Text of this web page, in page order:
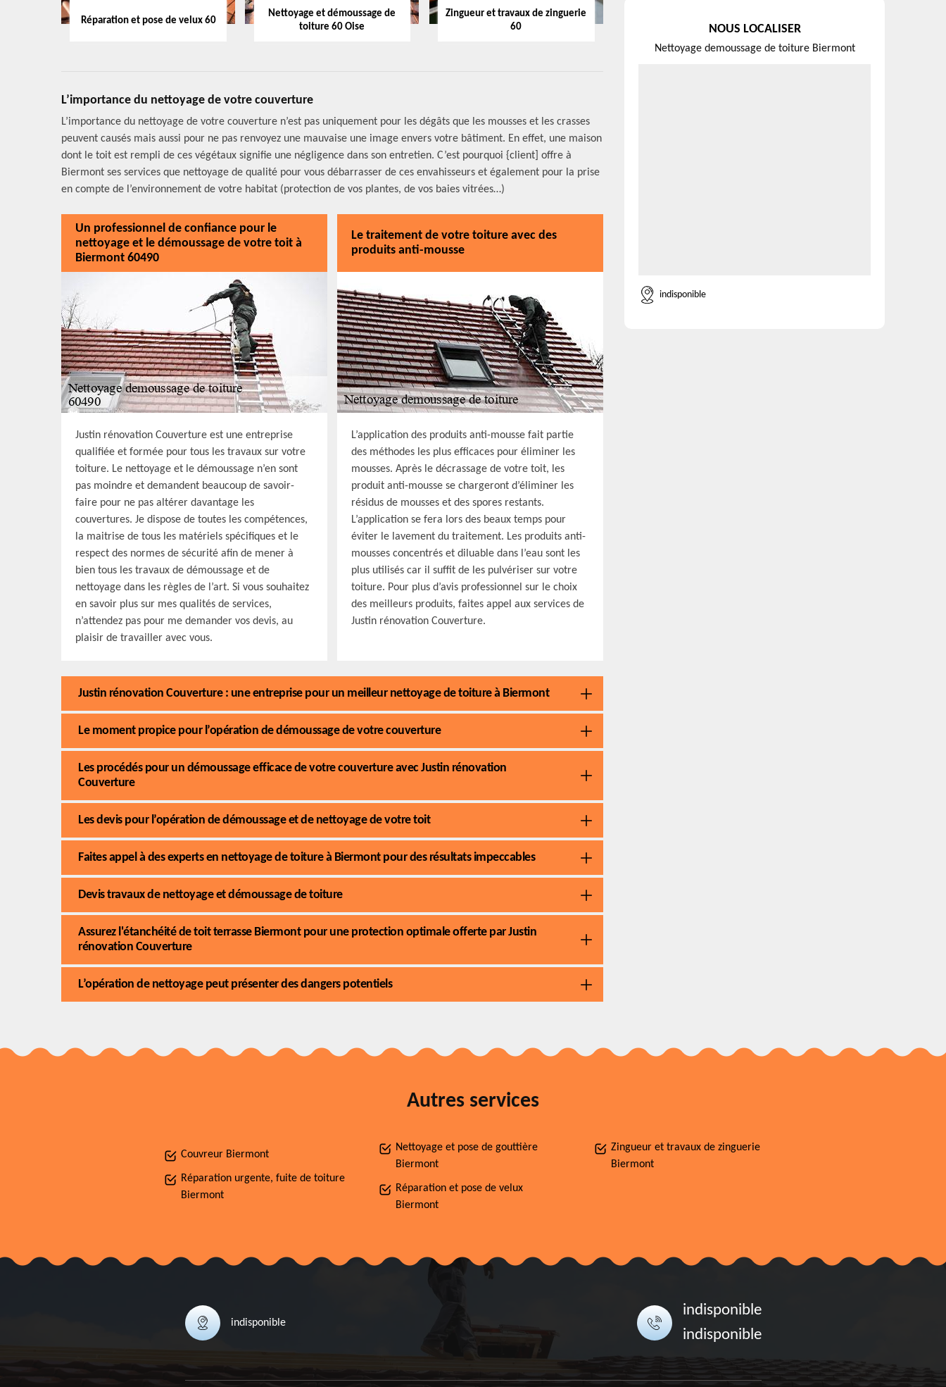
Réparation et pose de velux 60
Nettoyage et démoussage de
toiture 60 Oise
Zingueur et travaux de zinguerie
60
L’importance du nettoyage de votre couverture
L’importance du nettoyage de votre couverture n’est pas uniquement pour les dégâts que les mousses et les crasses
peuvent causés mais aussi pour ne pas renvoyez une mauvaise une image envers votre bâtiment. En effet, une maison
dont le toit est rempli de ces végétaux signifie une négligence dans son entretien. C’est pourquoi {client] offre à
Biermont ses services que nettoyage de qualité pour vous débarrasser de ces envahisseurs et également pour la prise
en compte de l’environnement de votre habitat (protection de vos plantes, de vos baies vitrées…)
Un professionnel de confiance pour le
nettoyage et le démoussage de votre toit à
Biermont 60490
Justin rénovation Couverture est une entreprise
qualifiée et formée pour tous les travaux sur votre
toiture. Le nettoyage et le démoussage n’en sont
pas moindre et demandent beaucoup de savoir-
faire pour ne pas altérer davantage les
couvertures. Je dispose de toutes les compétences,
la maitrise de tous les matériels spécifiques et le
respect des normes de sécurité afin de mener à
bien tous les travaux de démoussage et de
nettoyage dans les règles de l’art. Si vous souhaitez
en savoir plus sur mes qualités de services,
n’attendez pas pour me demander vos devis, au
plaisir de travailler avec vous.
Le traitement de votre toiture avec des
produits anti-mousse
L’application des produits anti-mousse fait partie
des méthodes les plus efficaces pour éliminer les
mousses. Après le décrassage de votre toit, les
produit anti-mousse se chargeront d’éliminer les
résidus de mousses et des spores restants.
L’application se fera lors des beaux temps pour
éviter le lavement du traitement. Les produits anti-
mousses concentrés et diluable dans l’eau sont les
plus utilisés car il suffit de les pulvériser sur votre
toiture. Pour plus d’avis professionnel sur le choix
des meilleurs produits, faites appel aux services de
Justin rénovation Couverture.
Justin rénovation Couverture : une entreprise pour un meilleur nettoyage de toiture à Biermont
Le moment propice pour l’opération de démoussage de votre couverture
Les procédés pour un démoussage efficace de votre couverture avec Justin rénovation
Couverture
Les devis pour l’opération de démoussage et de nettoyage de votre toit
Faites appel à des experts en nettoyage de toiture à Biermont pour des résultats impeccables
Devis travaux de nettoyage et démoussage de toiture
Assurez l'étanchéité de toit terrasse Biermont pour une protection optimale offerte par Justin
rénovation Couverture
L’opération de nettoyage peut présenter des dangers potentiels
NOUS LOCALISER
Nettoyage demoussage de toiture Biermont
indisponible
Autres services
Couvreur Biermont
Réparation urgente, fuite de toiture
Biermont
Nettoyage et pose de gouttière
Biermont
Réparation et pose de velux
Biermont
Zingueur et travaux de zinguerie
Biermont
indisponible
indisponible
indisponible